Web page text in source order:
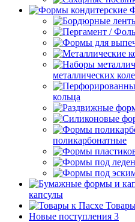
металлических
кольца
поликарбонатные
капсулы
Новые поступления 3